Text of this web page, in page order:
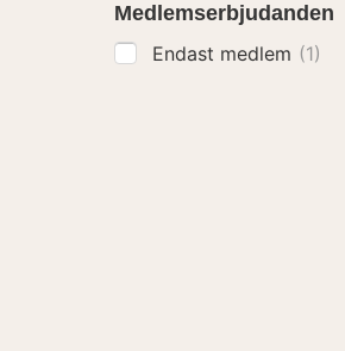
Medlemserbjudanden
Endast medlem (1)